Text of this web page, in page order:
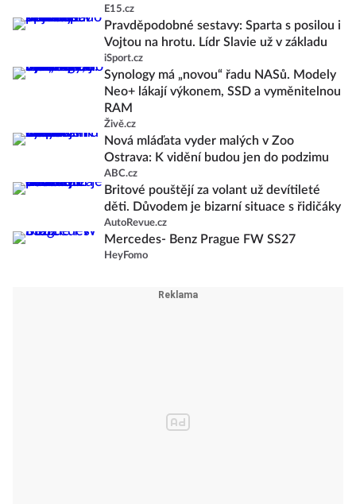
E15.cz
Pravděpodobné sestavy: Sparta s posilou i
Vojtou na hrotu. Lídr Slavie už v základu
iSport.cz
Synology má „novou“ řadu NASů. Modely
Neo+ lákají výkonem, SSD a vyměnitelnou
RAM
Živě.cz
Nová mláďata vyder malých v Zoo
Ostrava: K vidění budou jen do podzimu
ABC.cz
Britové pouštějí za volant už devítileté
děti. Důvodem je bizarní situace s řidičáky
AutoRevue.cz
Mercedes- Benz Prague FW SS27
HeyFomo